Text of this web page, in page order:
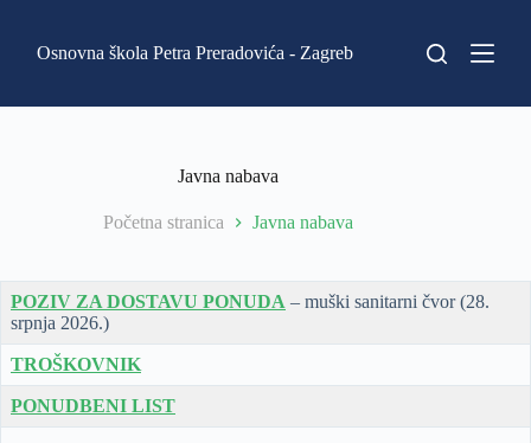
k
d
r
ž
a
j
Osnovna škola Petra Preradovića - Zagreb
Javna nabava
Početna stranica Javna nabava
POZIV ZA DOSTAVU PONUDA – muški sanitarni čvor (28.
srpnja 2026.)
TROŠKOVNIK
PONUDBENI LIST